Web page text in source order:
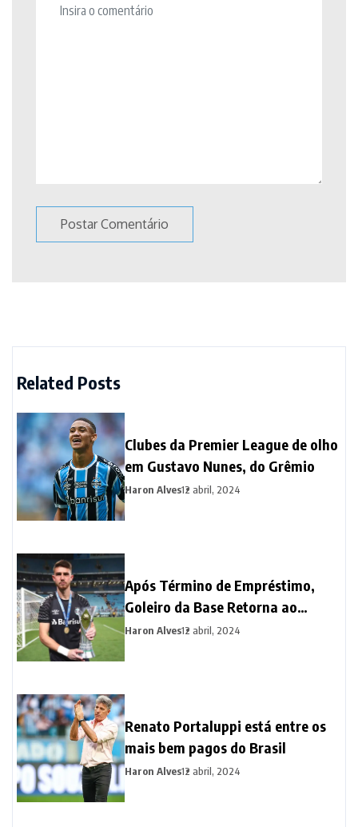
Related Posts
Clubes da Premier League de olho
em Gustavo Nunes, do Grêmio
Haron Alves12 abril, 2024
Após Término de Empréstimo,
Goleiro da Base Retorna ao
Grêmio para Fortalecer o Elenco
Haron Alves12 abril, 2024
Renato Portaluppi está entre os
mais bem pagos do Brasil
Haron Alves12 abril, 2024